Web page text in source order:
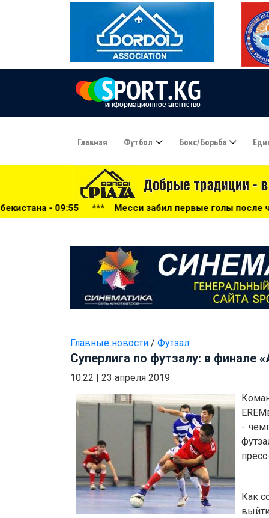
Главная Футбол Бокс/борьба
Месси забил первые голы после чемпионата мира-
Главные новости / Футзал
Суперлига по футзалу: в финале
10:22
23 апреля 2019
EREM
-
Как